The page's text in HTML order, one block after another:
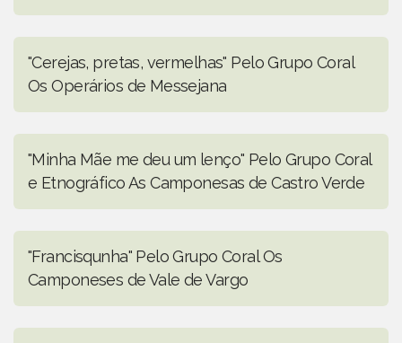
"Cerejas, pretas, vermelhas" Pelo Grupo Coral
Os Operários de Messejana
"Minha Mãe me deu um lenço" Pelo Grupo Coral
e Etnográfico As Camponesas de Castro Verde
"Francisqunha" Pelo Grupo Coral Os
Camponeses de Vale de Vargo